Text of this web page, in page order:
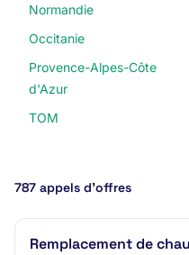
Normandie
Occitanie
Provence-Alpes-Côte
d'Azur
TOM
787 appels d’offres
Remplacement de